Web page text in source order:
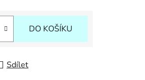
DO KOŠÍKU
Sdílet